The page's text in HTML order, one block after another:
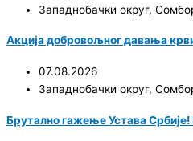
Западнобачки округ,
Акција добровољног давања
07.08.2026
Западнобачки округ,
Брутално гажење Устава